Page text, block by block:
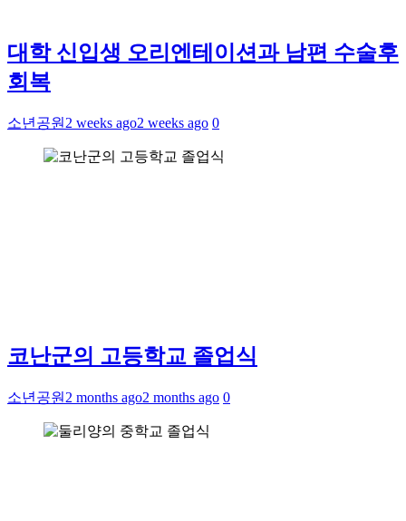
대학 신입생 오리엔테이션과 남편 수술후
회복
소년공원 2 weeks ago2 weeks ago 0
코난군의 고등학교 졸업식
소년공원 2 months ago2 months ago 0